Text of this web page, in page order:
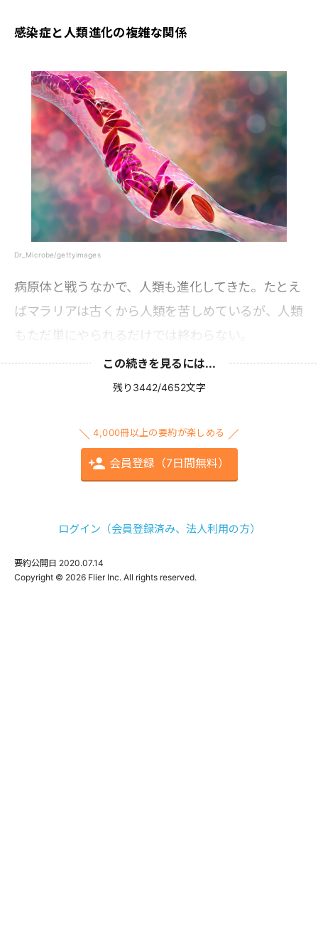
感染症と人類進化の複雑な関係
Dr_Microbe/gettyimages
病原体と戦うなかで、人類も進化してきた。たとえ
ばマラリアは古くから人類を苦しめているが、人類
もただ単にやられるだけでは終わらない。
この続きを見るには...
残り3442/4652文字
4,000冊以上の要約が楽しめる
会員登録（7日間無料）
ログイン（会員登録済み、法人利用の方）
要約公開日 2020.07.14